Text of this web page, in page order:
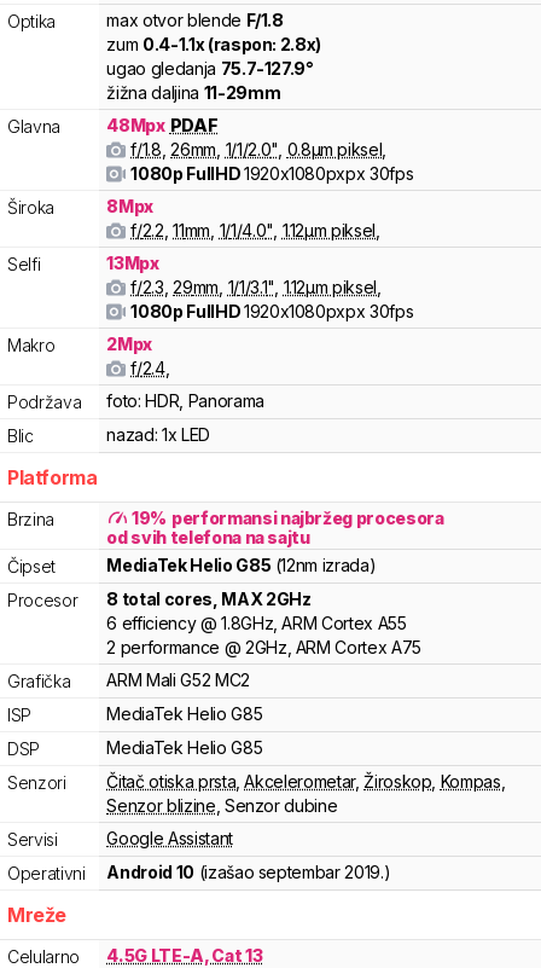
Optika
max otvor blende F/1.8
zum 0.4-1.1x (raspon: 2.8x)
ugao gledanja 75.7-127.9°
žižna daljina 11-29mm
Glavna
48Mpx PDAF
f/1.8 26mm 1/1/2.0" 0.8µm piksel
1080p FullHD1920x1080pxpx30fps
Široka
8Mpx
f/2.2 11mm 1/1/4.0" 1.12µm piksel
Selfi
13Mpx
f/2.3 29mm 1/1/3.1" 1.12µm piksel
1080p FullHD1920x1080pxpx30fps
Makro
2Mpx
f/2.4,
Podržava
foto: HDR, Panorama
Blic
nazad: 1x LED
Platforma
Brzina 19% performansi najbržeg procesora
od svih telefona na sajtu
Čipset
MediaTekHelio G85 (12nm izrada)
Procesor
8 total cores , MAX 2GHz
6 efficiency @ 1.8GHz,ARM Cortex A55
2 performance @ 2GHz, ARM Cortex A75
Grafička
ARM Mali G52 MC2
ISP
MediaTek Helio G85
DSP
MediaTek Helio G85
Senzori
Čitač otiska prsta ,Akcelerometar,Žiroskop Kompas
Senzor blizine Senzor dubine
Servisi
Google Assistant
Operativni
Android 10 (izašao septembar 2019.)
Mreže
Celularno
4.5G LTE-A, Cat 13